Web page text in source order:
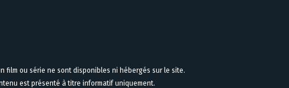
film ou série ne sont disponibles ni hébergés sur le site.
est présenté à titre informatif uniquement.